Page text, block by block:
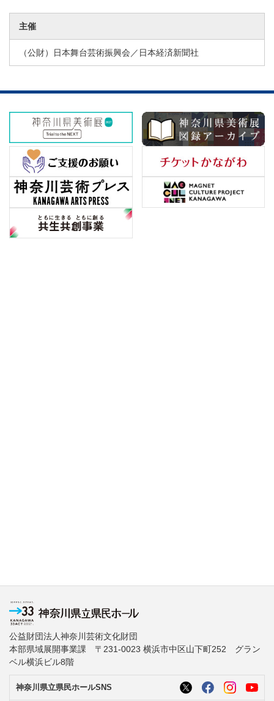
主催
（公財）日本舞台芸術振興会／日本経済新聞社
公益財団法人神奈川芸術文化財団
本部県域展開事業課 〒231-0023 横浜市中区山下町252 グラン
ベル横浜ビル8階
神奈川県立県民ホールSNS